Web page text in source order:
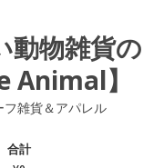
動物雑貨の
Animal】
雑貨＆アパレル
合計